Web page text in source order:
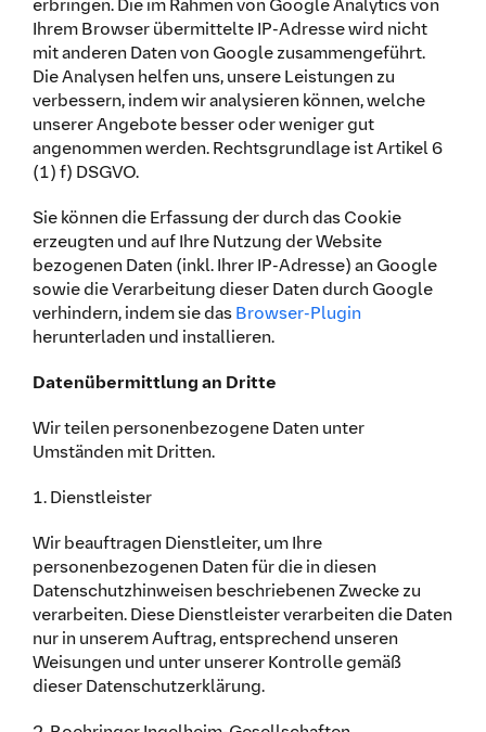
Ihrem Browser übermittelte IP-Adresse wird nicht
mit anderen Daten von Google zusammengeführt.
Die Analysen helfen uns, unsere Leistungen zu
verbessern, indem wir analysieren können, welche
unserer Angebote besser oder weniger gut
angenommen werden. Rechtsgrundlage ist Artikel 6
(1) f) DSGVO.
Sie können die Erfassung der durch das Cookie
erzeugten und auf Ihre Nutzung der Website
bezogenen Daten (inkl. Ihrer IP-Adresse) an Google
sowie die Verarbeitung dieser Daten durch Google
verhindern, indem sie dasBrowser-Plugin
herunterladen und installieren.
Datenübermittlung an Dritte
Wir teilen personenbezogene Daten unter
Umständen mit Dritten.
1. Dienstleister
Wir beauftragen Dienstleiter, um Ihre
personenbezogenen Daten für die in diesen
Datenschutzhinweisen beschriebenen Zwecke zu
verarbeiten. Diese Dienstleister verarbeiten die Daten
nur in unserem Auftrag, entsprechend unseren
Weisungen und unter unserer Kontrolle gemäß
dieser Datenschutzerklärung.